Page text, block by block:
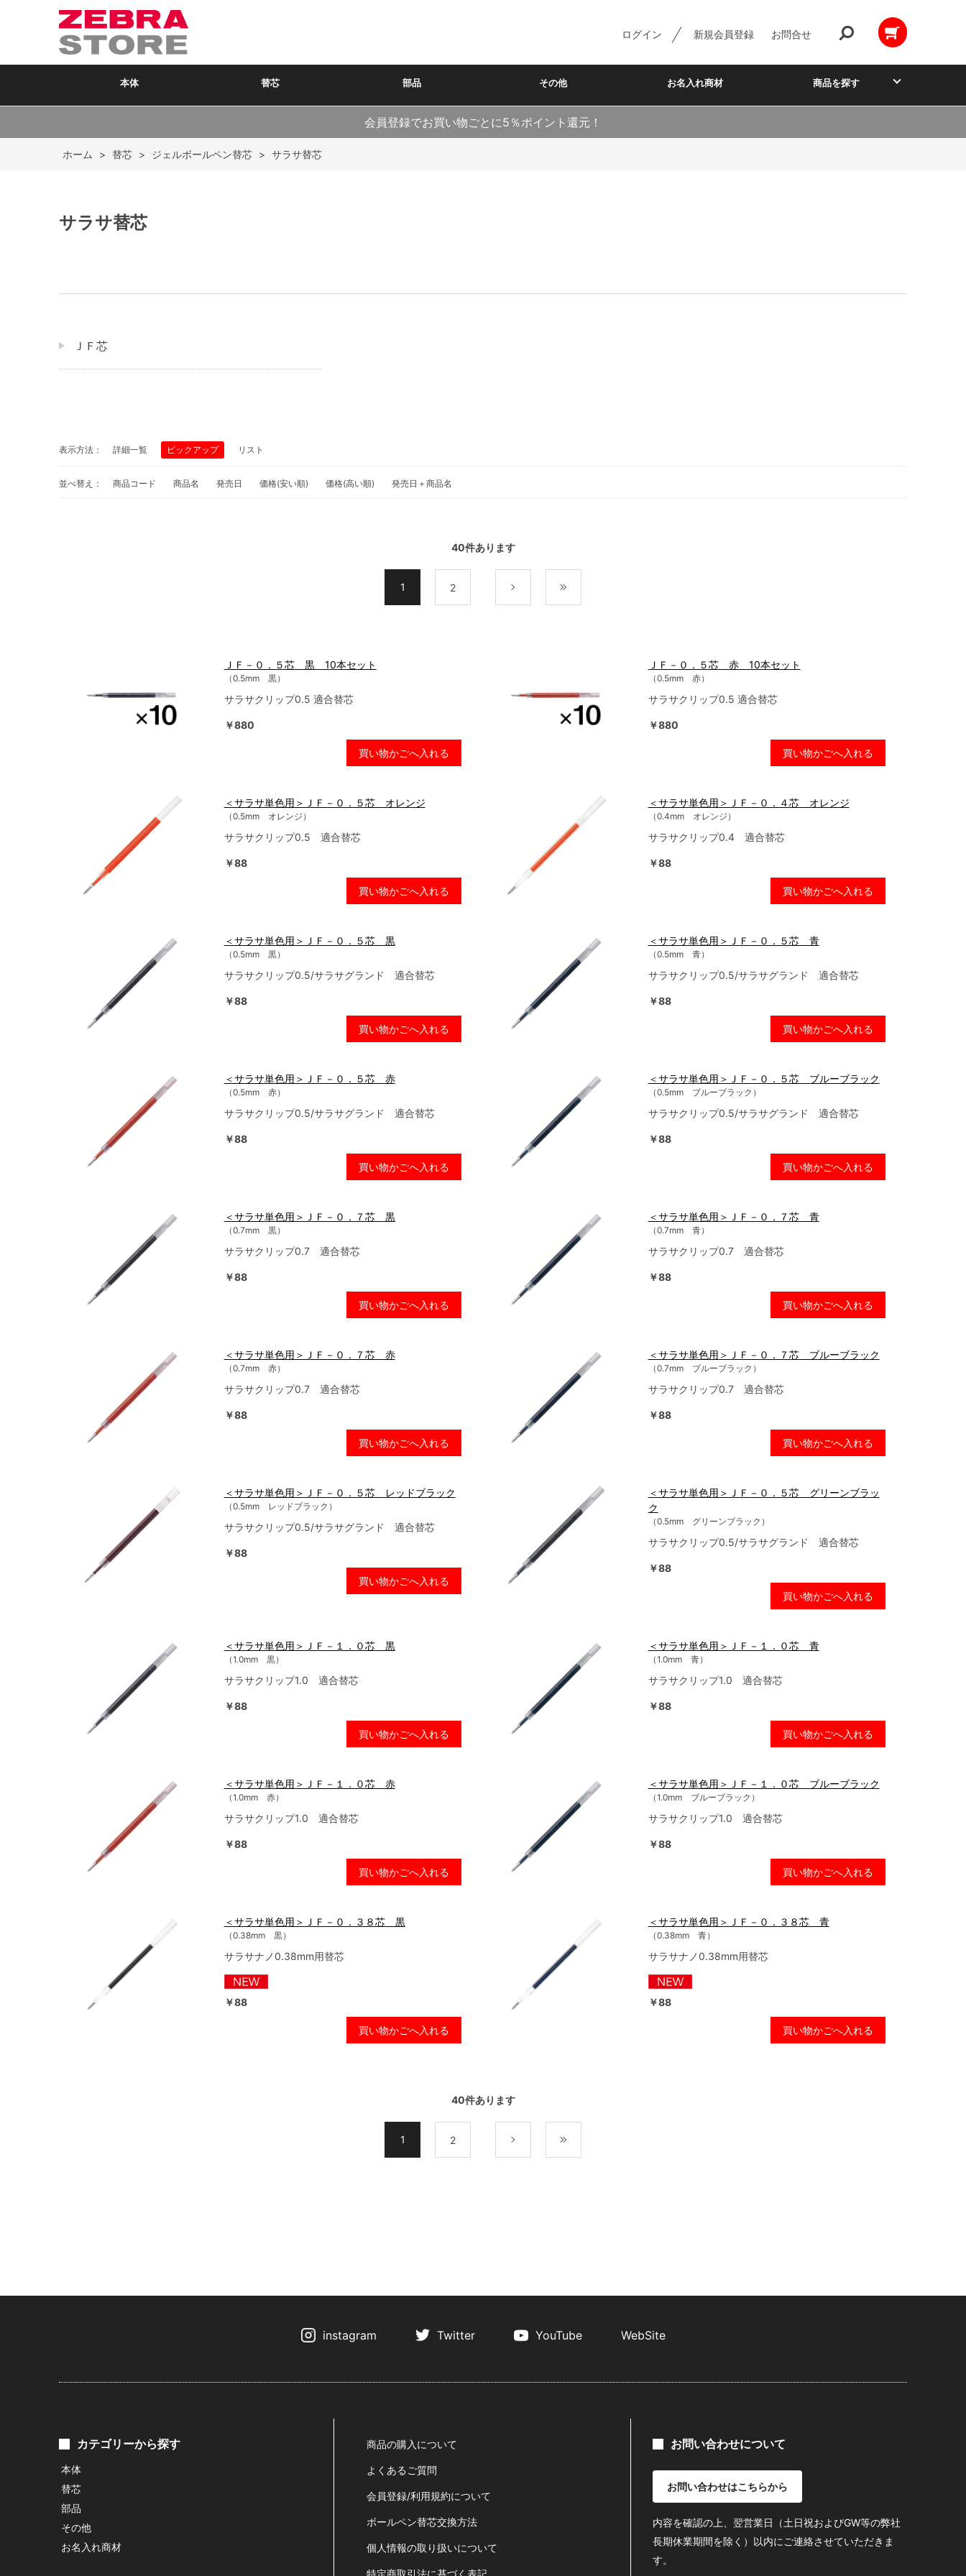
ログイン 新規会員登録 お問合せ
本体 替芯 部品 その他 お名入れ商材 商品を探す
会員登録でお買い物ごとに5％ポイント還元！
ホーム > 替芯 > ジェルボールペン替芯 > サラサ替芯
サラサ替芯
ＪＦ芯
表示方法： 詳細一覧 ピックアップ リスト
並べ替え： 商品コード 商品名 発売日 価格(安い順) 価格(高い順) 発売日＋商品名
40件あります
1 2
ＪＦ－０．５芯 黒 10本セット
（0.5mm 黒）
サラサクリップ0.5 適合替芯
￥880
買い物かごへ入れる
ＪＦ－０．５芯 赤 10本セット
（0.5mm 赤）
サラサクリップ0.5 適合替芯
￥880
買い物かごへ入れる
＜サラサ単色用＞ＪＦ－０．５芯 オレンジ
（0.5mm オレンジ）
サラサクリップ0.5 適合替芯
￥88
買い物かごへ入れる
＜サラサ単色用＞ＪＦ－０．４芯 オレンジ
（0.4mm オレンジ）
サラサクリップ0.4 適合替芯
￥88
買い物かごへ入れる
＜サラサ単色用＞ＪＦ－０．５芯 黒
（0.5mm 黒）
サラサクリップ0.5/サラサグランド 適合替芯
￥88
買い物かごへ入れる
＜サラサ単色用＞ＪＦ－０．５芯 青
（0.5mm 青）
サラサクリップ0.5/サラサグランド 適合替芯
￥88
買い物かごへ入れる
＜サラサ単色用＞ＪＦ－０．５芯 赤
（0.5mm 赤）
サラサクリップ0.5/サラサグランド 適合替芯
￥88
買い物かごへ入れる
＜サラサ単色用＞ＪＦ－０．５芯 ブルーブラック
（0.5mm ブルーブラック）
サラサクリップ0.5/サラサグランド 適合替芯
￥88
買い物かごへ入れる
＜サラサ単色用＞ＪＦ－０．７芯 黒
（0.7mm 黒）
サラサクリップ0.7 適合替芯
￥88
買い物かごへ入れる
＜サラサ単色用＞ＪＦ－０．７芯 青
（0.7mm 青）
サラサクリップ0.7 適合替芯
￥88
買い物かごへ入れる
＜サラサ単色用＞ＪＦ－０．７芯 赤
（0.7mm 赤）
サラサクリップ0.7 適合替芯
￥88
買い物かごへ入れる
＜サラサ単色用＞ＪＦ－０．７芯 ブルーブラック
（0.7mm ブルーブラック）
サラサクリップ0.7 適合替芯
￥88
買い物かごへ入れる
＜サラサ単色用＞ＪＦ－０．５芯 レッドブラック
（0.5mm レッドブラック）
サラサクリップ0.5/サラサグランド 適合替芯
￥88
買い物かごへ入れる
＜サラサ単色用＞ＪＦ－０．５芯 グリーンブラッ
ク
（0.5mm グリーンブラック）
サラサクリップ0.5/サラサグランド 適合替芯
￥88
買い物かごへ入れる
＜サラサ単色用＞ＪＦ－１．０芯 黒
（1.0mm 黒）
サラサクリップ1.0 適合替芯
￥88
買い物かごへ入れる
＜サラサ単色用＞ＪＦ－１．０芯 青
（1.0mm 青）
サラサクリップ1.0 適合替芯
￥88
買い物かごへ入れる
＜サラサ単色用＞ＪＦ－１．０芯 赤
（1.0mm 赤）
サラサクリップ1.0 適合替芯
￥88
買い物かごへ入れる
＜サラサ単色用＞ＪＦ－１．０芯 ブルーブラック
（1.0mm ブルーブラック）
サラサクリップ1.0 適合替芯
￥88
買い物かごへ入れる
＜サラサ単色用＞ＪＦ－０．３８芯 黒
（0.38mm 黒）
サラサナノ0.38mm用替芯
￥88
買い物かごへ入れる
＜サラサ単色用＞ＪＦ－０．３８芯 青
（0.38mm 青）
サラサナノ0.38mm用替芯
￥88
買い物かごへ入れる
40件あります
1 2
instagram Twitter YouTube WebSite
カテゴリーから探す
本体
替芯
部品
その他
お名入れ商材
商品の購入について
よくあるご質問
会員登録/利用規約について
ボールペン替芯交換方法
個人情報の取り扱いについて
特定商取引法に基づく表記
お問い合わせについて
お問い合わせはこちらから
内容を確認の上、翌営業日（土日祝およびGW等の弊社
長期休業期間を除く）以内にご連絡させていただきま
す。